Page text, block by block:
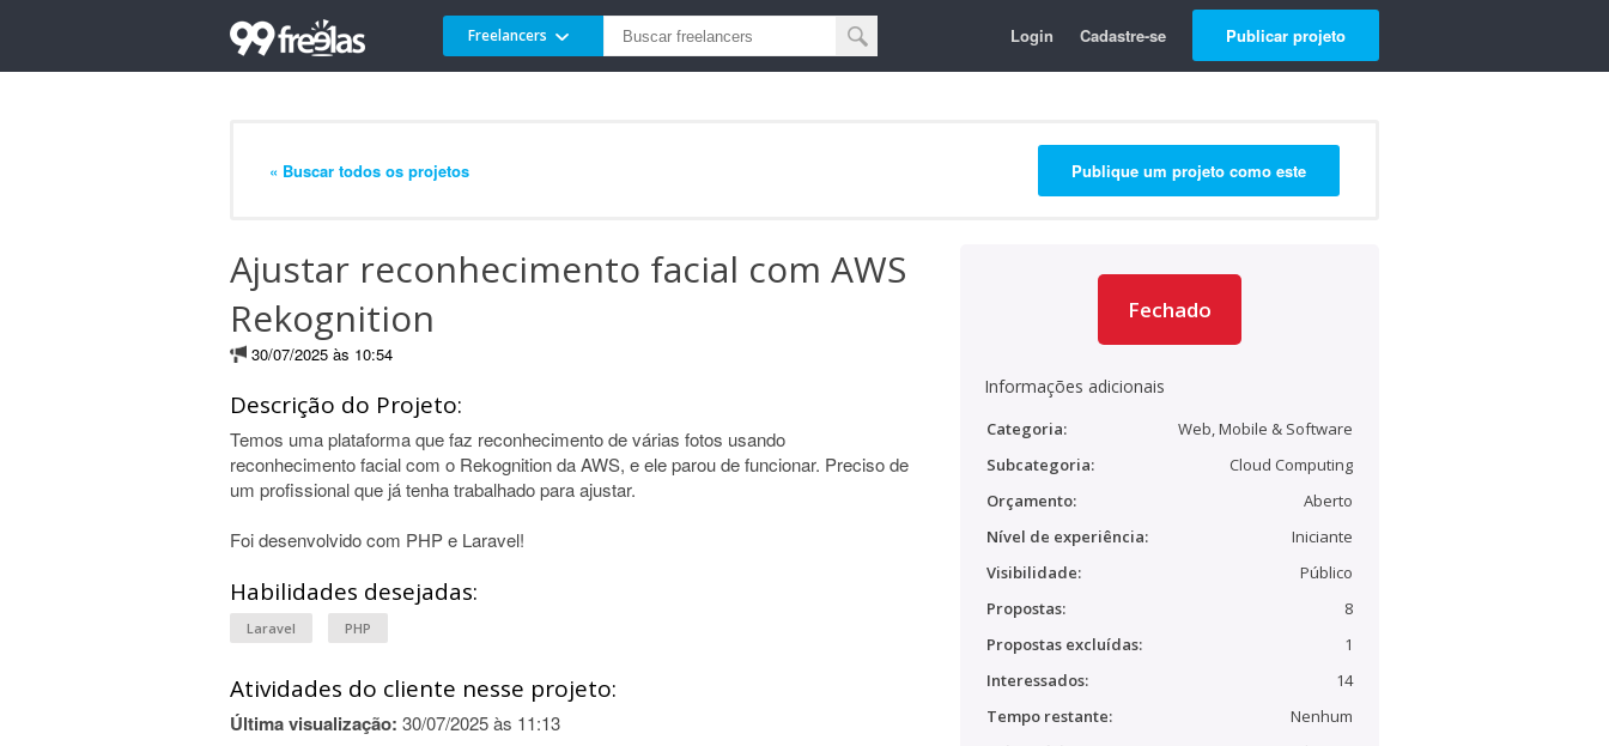
Freelancers Login Cadastre-se Publicar projeto
« Buscar todos os projetos Publique um projeto como este
Ajustar reconhecimento facial com AWS
Rekognition
30/07/2025 às 10:54
Descrição do Projeto:
Temos uma plataforma que faz reconhecimento de várias fotos usando
reconhecimento facial com o Rekognition da AWS, e ele parou de funcionar. Preciso de
um profissional que já tenha trabalhado para ajustar.
Foi desenvolvido com PHP e Laravel!
Habilidades desejadas:
Laravel PHP
Atividades do cliente nesse projeto:
Última visualização: 30/07/2025 às 11:13
Fechado
Informações adicionais
Categoria:
Web, Mobile & Software
Subcategoria:
Cloud Computing
Orçamento:
Aberto
Nível de experiência:
Iniciante
Visibilidade:
Público
Propostas:
8
Propostas excluídas:
1
Interessados:
14
Tempo restante:
Nenhum